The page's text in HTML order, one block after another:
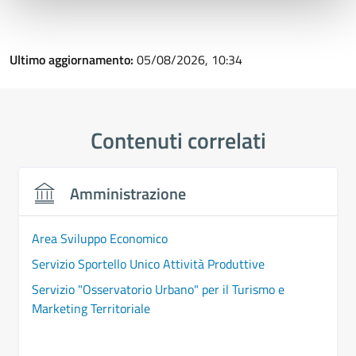
Ultimo aggiornamento: 05/08/2026, 10:34
Contenuti correlati
Amministrazione
Area Sviluppo Economico
Servizio Sportello Unico Attività Produttive
Servizio "Osservatorio Urbano" per il Turismo e
Marketing Territoriale